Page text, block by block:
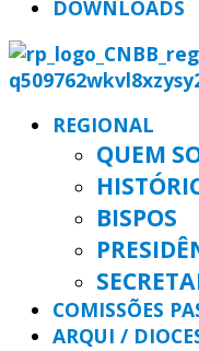
DOWNLOADS
REGIONAL
QUEM
BISPOS
COMISSÕES
ARQUI /